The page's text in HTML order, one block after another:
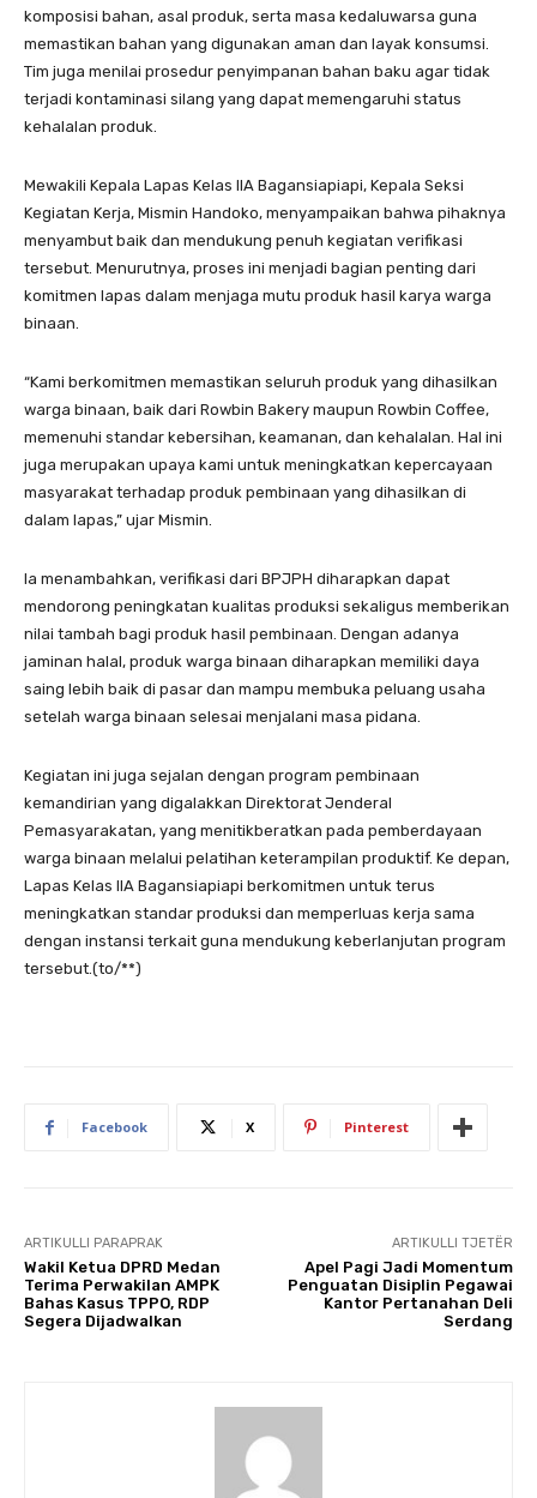
komposisi bahan, asal produk, serta masa kedaluwarsa guna
memastikan bahan yang digunakan aman dan layak konsumsi.
Tim juga menilai prosedur penyimpanan bahan baku agar tidak
terjadi kontaminasi silang yang dapat memengaruhi status
kehalalan produk.
Mewakili Kepala Lapas Kelas IIA Bagansiapiapi, Kepala Seksi
Kegiatan Kerja, Mismin Handoko, menyampaikan bahwa pihaknya
menyambut baik dan mendukung penuh kegiatan verifikasi
tersebut. Menurutnya, proses ini menjadi bagian penting dari
komitmen lapas dalam menjaga mutu produk hasil karya warga
binaan.
“Kami berkomitmen memastikan seluruh produk yang dihasilkan
warga binaan, baik dari Rowbin Bakery maupun Rowbin Coffee,
memenuhi standar kebersihan, keamanan, dan kehalalan. Hal ini
juga merupakan upaya kami untuk meningkatkan kepercayaan
masyarakat terhadap produk pembinaan yang dihasilkan di
dalam lapas,” ujar Mismin.
Ia menambahkan, verifikasi dari BPJPH diharapkan dapat
mendorong peningkatan kualitas produksi sekaligus memberikan
nilai tambah bagi produk hasil pembinaan. Dengan adanya
jaminan halal, produk warga binaan diharapkan memiliki daya
saing lebih baik di pasar dan mampu membuka peluang usaha
setelah warga binaan selesai menjalani masa pidana.
Kegiatan ini juga sejalan dengan program pembinaan
kemandirian yang digalakkan Direktorat Jenderal
Pemasyarakatan, yang menitikberatkan pada pemberdayaan
warga binaan melalui pelatihan keterampilan produktif. Ke depan,
Lapas Kelas IIA Bagansiapiapi berkomitmen untuk terus
meningkatkan standar produksi dan memperluas kerja sama
dengan instansi terkait guna mendukung keberlanjutan program
tersebut.(to/**)
Facebook X Pinterest
ARTIKULLI PARAPRAK
Wakil Ketua DPRD Medan
Terima Perwakilan AMPK
Bahas Kasus TPPO, RDP
Segera Dijadwalkan
ARTIKULLI TJETËR
Apel Pagi Jadi Momentum
Penguatan Disiplin Pegawai
Kantor Pertanahan Deli
Serdang